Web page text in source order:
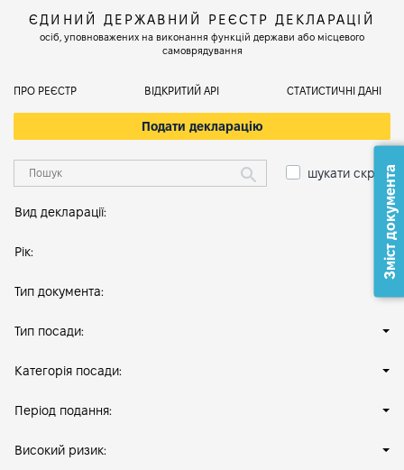
ЄДИНИЙ ДЕРЖАВНИЙ РЕЄСТР ДЕКЛАРАЦІЙ
осіб, уповноважених на виконання функцій держави або місцевого
самоврядування
ПРО РЕЄСТР ВІДКРИТИЙ АРІ СТАТИСТИЧНІ ДАНІ
Подати декларацію
шукати скрізь
Вид декларації:
Рік:
Тип документа:
Тип посади:
Категорія посади:
Період подання:
Високий ризик:
Зміст документа